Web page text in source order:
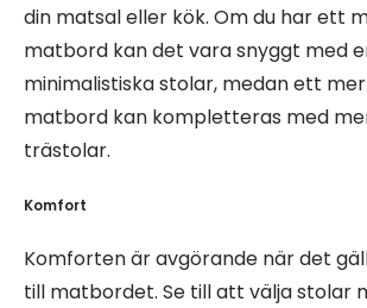
din matsal eller kök. Om du har ett
matbord kan det vara snyggt med
minimalistiska stolar, medan ett
matbord kan kompletteras med
trästolar.
Komfort
Komforten är avgörande när det
till matbordet. Se till att välja stolar